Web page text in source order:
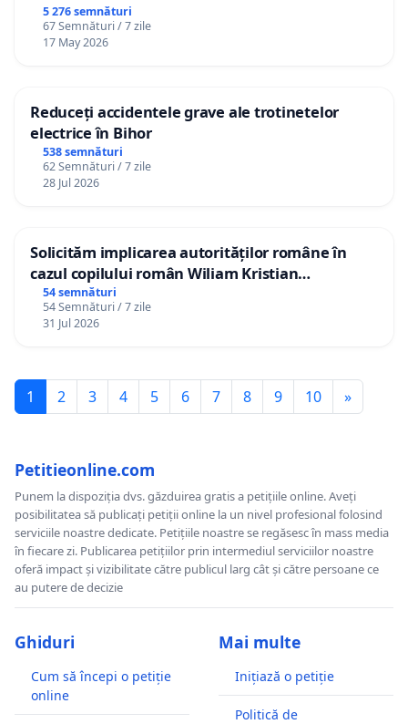
5 276 semnături
67 Semnături / 7 zile
17 May 2026
Reduceți accidentele grave ale trotinetelor
electrice în Bihor
538 semnături
62 Semnături / 7 zile
28 Jul 2026
Solicităm implicarea autorităților române în
cazul copilului român Wiliam Kristian
Gheorghe, aflat în plasament în Danemarca de
12 ani
54 semnături
54 Semnături / 7 zile
31 Jul 2026
1 2 3 4 5 6 7 8 9 10 »
Petitieonline.com
Punem la dispoziția dvs. găzduirea gratis a petițiile online. Aveți
posibilitatea să publicați petiții online la un nivel profesional folosind
serviciile noastre dedicate. Petițiile noastre se regăsesc în mass media
în fiecare zi. Publicarea petițiilor prin intermediul serviciilor noastre
oferă impact și vizibilitate către publicul larg cât și către persoane ce
au putere de decizie
Ghiduri
Cum să începi o petiție
online
Mai multe
Inițiază o petiție
Politică de